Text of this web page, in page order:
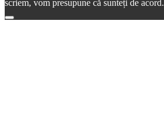
scriem, vom presupune că sunteți de acord.